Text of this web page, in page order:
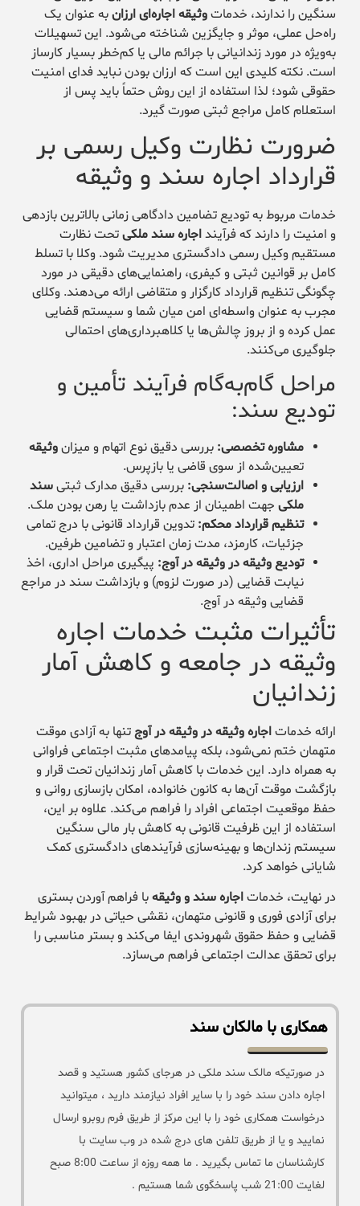
سنگین را ندارند، خدماتوثیقه اجاره‌ای ارزانبه عنوان یک
راه‌حل عملی، موثر و جایگزین شناخته می‌شود. این تسهیلات
به‌ویژه در مورد زندانیانی با جرائم مالی یا کم‌خطر بسیار کارساز
است. نکته کلیدی این است که ارزان بودن نباید فدای امنیت
حقوقی شود؛ لذا استفاده از این روش حتماً باید پس از
استعلام کامل مراجع ثبتی صورت گیرد.
ضرورت نظارت وکیل رسمی بر
قرارداد اجاره سند و وثیقه
خدمات مربوط به تودیع تضامین دادگاهی زمانی بالاترین بازدهی
و امنیت را دارند که فرآینداجاره سند ملکیتحت نظارت
مستقیم وکیل رسمی دادگستری مدیریت شود. وکلا با تسلط
کامل بر قوانین ثبتی و کیفری، راهنمایی‌های دقیقی در مورد
چگونگی تنظیم قرارداد کارگزار و متقاضی ارائه می‌دهند. وکلای
مجرب به عنوان واسطه‌ای امن میان شما و سیستم قضایی
عمل کرده و از بروز چالش‌ها یا کلاهبرداری‌های احتمالی
جلوگیری می‌کنند.
مراحل گام‌به‌گام فرآیند تأمین و
تودیع سند:
مشاوره تخصصی: بررسی دقیق نوع اتهام و میزانوثیقه
تعیین‌شده از سوی قاضی یا بازپرس.
ارزیابی و اصالت‌سنجی: بررسی دقیق مدارک ثبتیسند
ملکی جهت اطمینان از عدم بازداشت یا رهن بودن ملک.
تنظیم قرارداد محکم: تدوین قرارداد قانونی با درج تمامی
جزئیات، کارمزد، مدت زمان اعتبار و تضامین طرفین.
تودیع وثیقه در وثیقه در آوج: پیگیری مراحل اداری، اخذ
نیابت قضایی (در صورت لزوم) و بازداشت سند در مراجع
قضایی وثیقه در آوج.
تأثیرات مثبت خدمات اجاره
وثیقه در جامعه و کاهش آمار
زندانیان
ارائه خدماتاجاره وثیقه در وثیقه در آوجتنها به آزادی موقت
متهمان ختم نمی‌شود، بلکه پیامدهای مثبت اجتماعی فراوانی
به همراه دارد. این خدمات با کاهش آمار زندانیان تحت قرار و
بازگشت موقت آن‌ها به کانون خانواده، امکان بازسازی روانی و
حفظ موقعیت اجتماعی افراد را فراهم می‌کند. علاوه بر این،
استفاده از این ظرفیت قانونی به کاهش بار مالی سنگین
سیستم زندان‌ها و بهینه‌سازی فرآیندهای دادگستری کمک
شایانی خواهد کرد.
در نهایت، خدماتاجاره سند و وثیقهبا فراهم آوردن بستری
برای آزادی فوری و قانونی متهمان، نقشی حیاتی در بهبود شرایط
قضایی و حفظ حقوق شهروندی ایفا می‌کند و بستر مناسبی را
برای تحقق عدالت اجتماعی فراهم می‌سازد.
همکاری با مالکان سند
در صورتیکه مالک سند ملکی در هرجای کشور هستید و قصد
اجاره دادن سند خود را با سایر افراد نیازمند دارید ، میتوانید
درخواست همکاری خود را با این مرکز از طریق فرم روبرو ارسال
نمایید و یا از طریق تلفن های درج شده در وب سایت با
کارشناسان ما تماس بگیرید . ما همه روزه از ساعت 8:00 صبح
لغایت 21:00 شب پاسخگوی شما هستیم .